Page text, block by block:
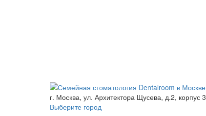
г. Москва, ул. Архитектора Щусева, д.2, корпус 3
Выберите город